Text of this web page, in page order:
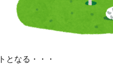
となる・・・